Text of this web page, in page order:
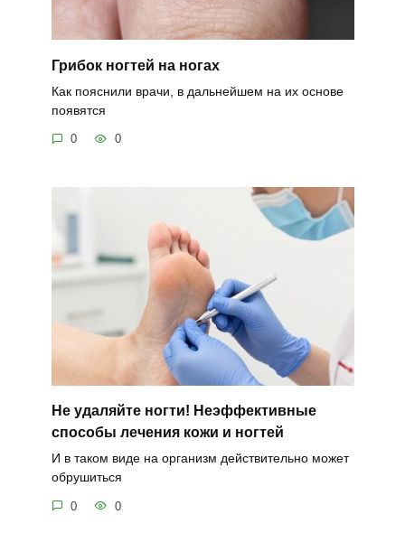
Грибок ногтей на ногах
Как пояснили врачи, в дальнейшем на их основе
появятся
0 0
Не удаляйте ногти! Неэффективные
способы лечения кожи и ногтей
И в таком виде на организм действительно может
обрушиться
0 0